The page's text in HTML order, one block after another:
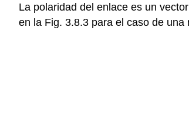
La polaridad del enlace es un
en la Fig. 3.8.3 para el caso de una